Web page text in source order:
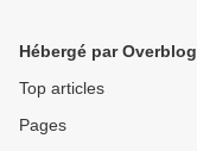
Hébergé par Overblog
Top articles
Pages